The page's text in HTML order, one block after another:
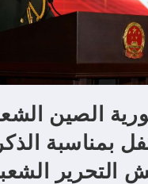
الصين
التحرير